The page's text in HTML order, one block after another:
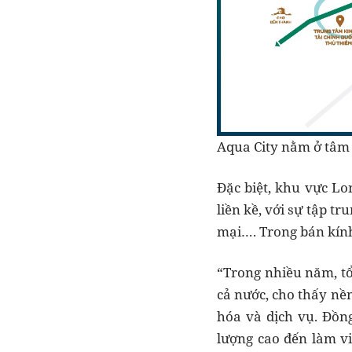
Aqua City nằm ở
Đặc biệt, khu vực
liền kề, với sự tập
mại…. Trong bán
“Trong nhiều năm,
cả nước, cho thấy
hóa và dịch vụ.
lượng cao đến làm